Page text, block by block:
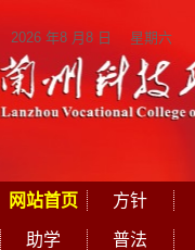
2026 年8 月8 日 星期六
网站首页 方针
助学 普法